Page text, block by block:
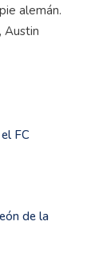
alemán.
Austin
FC
de la